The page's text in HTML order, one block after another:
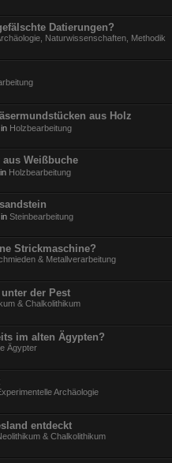
Datierungen?
Naturwissenschaften, Methodik
aus Holz
Holzbearbeitung
Weißbuche
Holzbearbeitung
Steinbearbeitung
Strickmaschine?
& Metallverarbeitung
der Pest
& Chalkolithikum
im alten Ägypten?
Ägypter
Archäologie
entdeckt
& Chalkolithikum